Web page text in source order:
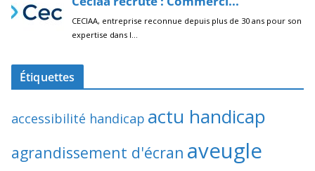
Étiquettes
accessibilité handicap actu handicap
agrandissement d'écran aveugle